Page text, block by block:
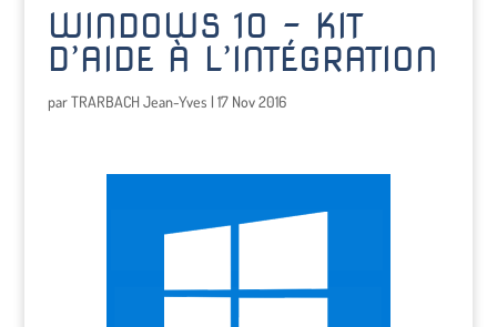
WINDOWS 10 – KIT
D’AIDE À L’INTÉGRATION
parTRARBACH Jean-Yves | 17 Nov 2016